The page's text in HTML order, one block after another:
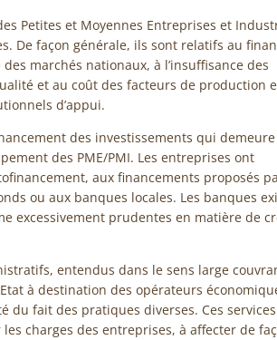
Petites et Moyennes Entreprises et
De façon générale, ils sont relatifs au
marchés nationaux, à l’insuffisance des
et au coût des facteurs de production
d’appui.
des investissements qui
des PME/PMI. Les entreprises ont
aux financements proposés
ou aux banques locales. Les banques
excessivement prudentes en matière de
entendus dans le sens large
à destination des opérateurs
du fait des pratiques diverses. Ces services
charges des entreprises, à affecter de